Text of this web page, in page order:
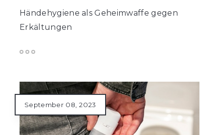
Händehygiene als Geheimwaffe gegen
Erkältungen
September 08, 2023